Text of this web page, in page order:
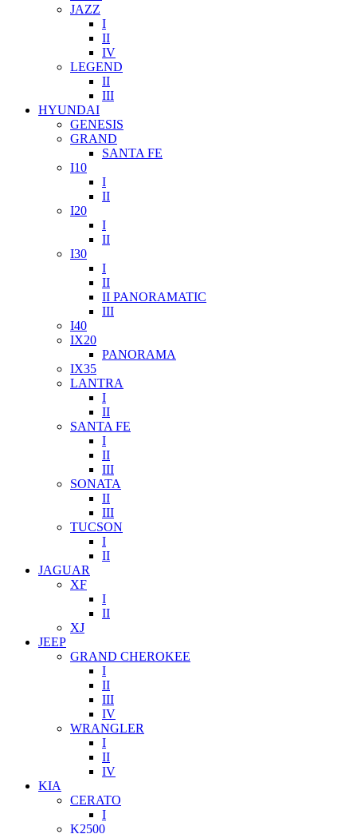
JAZZ
I
II
IV
LEGEND
II
III
HYUNDAI
GENESIS
GRAND
SANTA FE
I10
I
II
I20
I
II
I30
I
II
II PANORAMATIC
III
I40
IX20
PANORAMA
IX35
LANTRA
I
II
SANTA FE
I
II
III
SONATA
II
III
TUCSON
I
II
JAGUAR
XF
I
II
XJ
JEEP
GRAND CHEROKEE
I
II
III
IV
WRANGLER
I
II
IV
KIA
CERATO
I
K2500